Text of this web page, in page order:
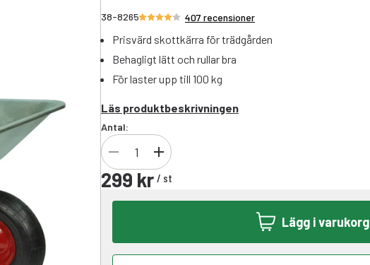
38-8265Betyg 4.1/5 stjärnor
407 recensioner
Prisvärd skottkärra för trädgården
Behagligt lätt och rullar bra
För laster upp till 100 kg
Läs produktbeskrivningen
Antal:
299 kr / st
Lägg i varukorg